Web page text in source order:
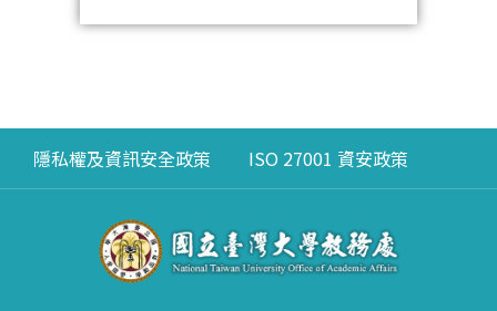
隱私權及資訊安全政策 ISO 27001 資安政策